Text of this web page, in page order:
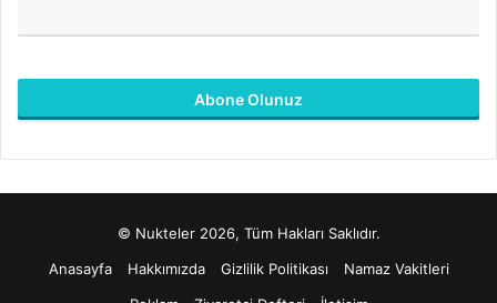
Abone Olunuz
a
© Nukteler 2026, Tüm Hakları Saklıdır.
Anasayfa
Hakkımızda Gizlilik Politikası
Namaz Vakitleri